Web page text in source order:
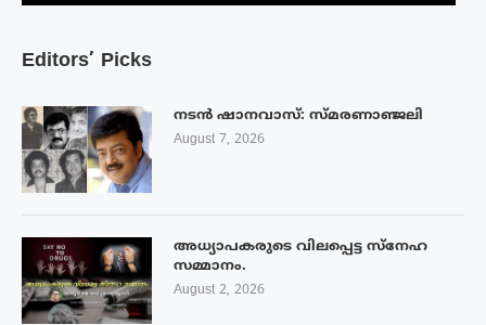
Editors’ Picks
നടൻ ഷാനവാസ്: സ്മരണാഞ്ജലി
August 7, 2026
അധ്യാപകരുടെ വിലപ്പെട്ട സ്നേഹ
സമ്മാനം.
August 2, 2026